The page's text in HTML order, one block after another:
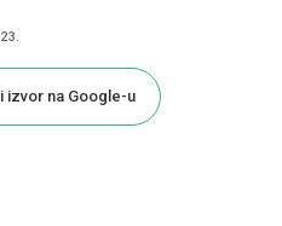
izvor na Google-u